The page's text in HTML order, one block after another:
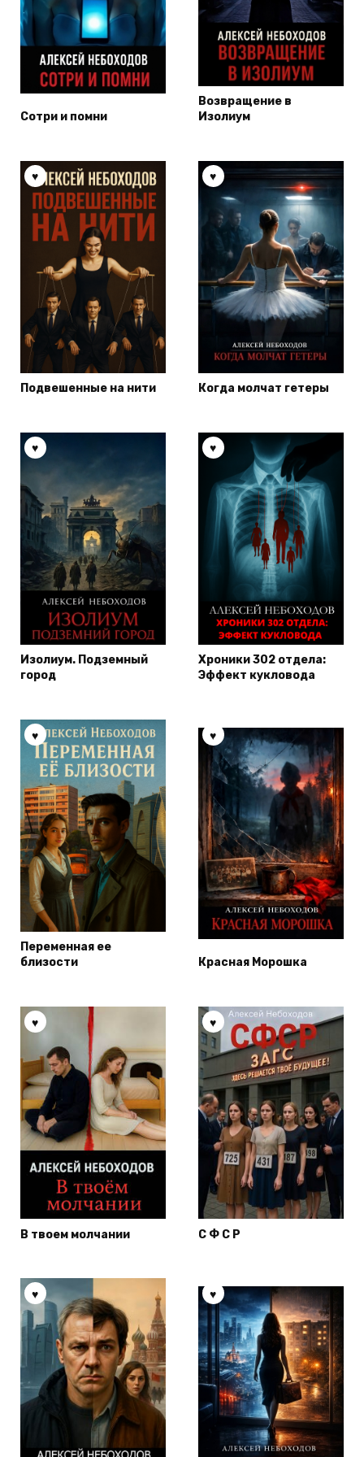
Сотри и помни
Возвращение в
Изолиум
Подвешенные на нити Когда молчат гетеры
Изолиум. Подземный
город
Хроники 302 отдела:
Эффект кукловода
Переменная ее
близости
Красная Морошка
В твоем молчании С Ф С Р